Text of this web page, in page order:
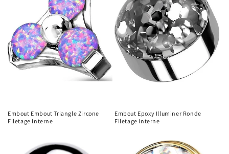
Embout Embout Triangle Zircone
Filetage Interne
Embout Epoxy Illuminer Ronde
Filetage Interne